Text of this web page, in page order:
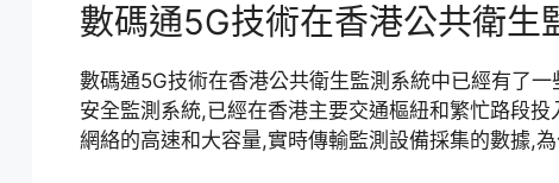
數碼通5G技術在香港公共衛生
數碼通5G技術在香港公共衛生監測系統中已經有了
安全監測系統,已經在香港主要交通樞紐和繁忙路段
網絡的高速和大容量,實時傳輸監測設備採集的數據,